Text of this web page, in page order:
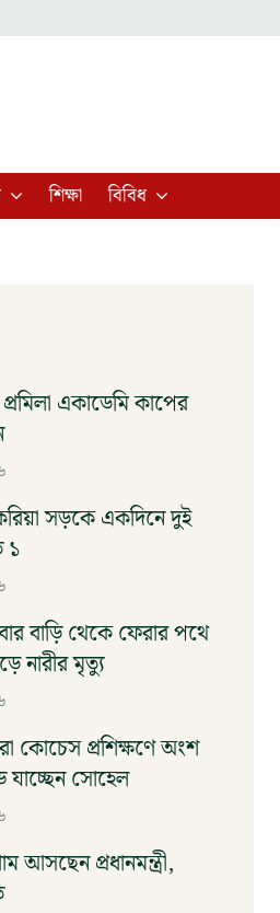
শিক্ষা বিবিধ
একাডেমি কাপের
সড়কে একদিনে দুই
১
বাড়ি থেকে ফেরার পথে
নারীর মৃত্যু
কোচেস প্রশিক্ষণে অংশ
যাচ্ছেন সোহেল
আসছেন প্রধানমন্ত্রী,